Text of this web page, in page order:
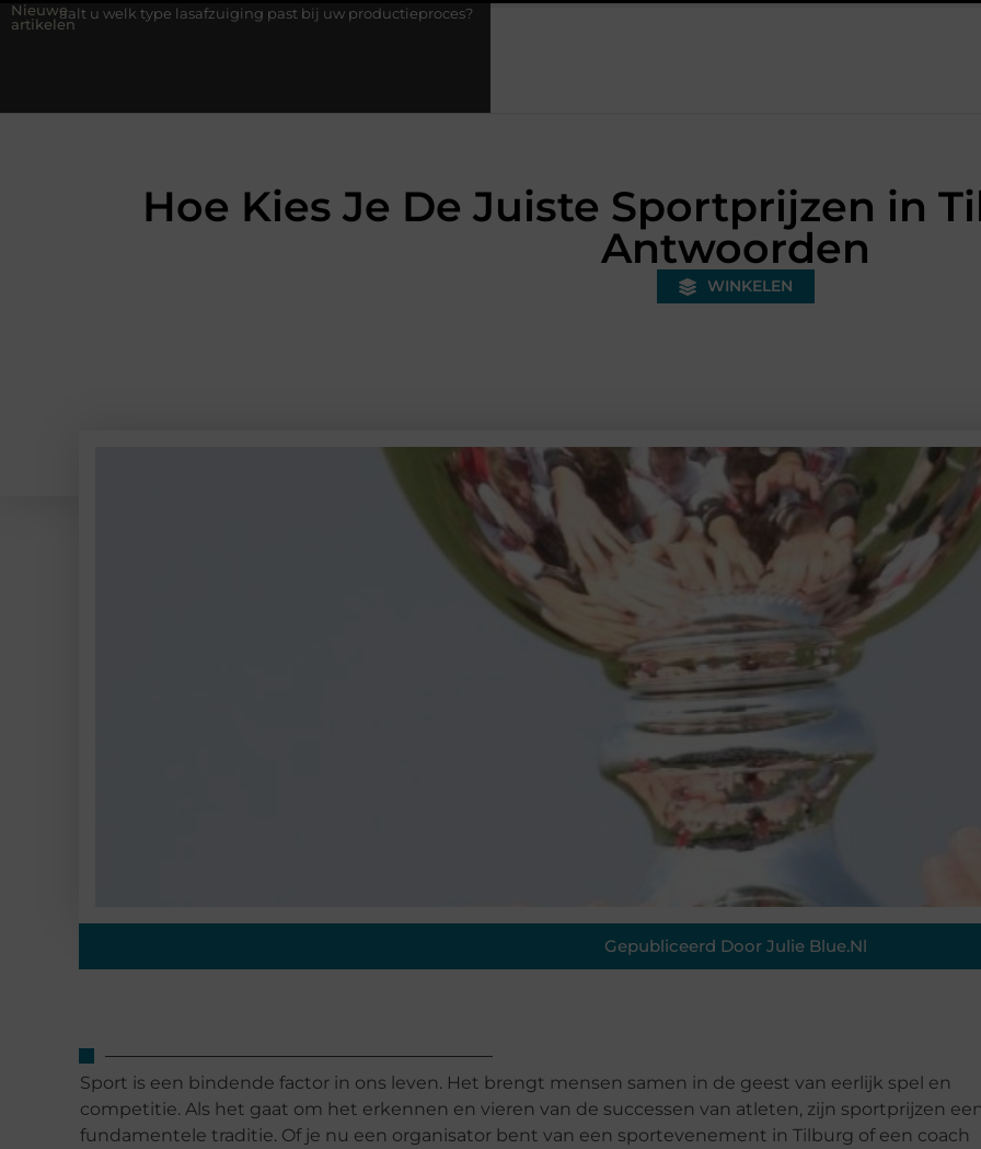
Nieuwe
artikelen
type lasafzuiging past bij uw productieproces? Wat is een bonded warehouse in Nederland en waarom wordt het steeds
Hoe Kies Je De Juiste Sportprijzen in
Antwoorden
WINKELEN
Gepubliceerd Door Julie Blue.nl
Sport is een bindende factor in ons leven. Het brengt mensen samen in de geest van eerlijk spel en
competitie. Als het gaat om het erkennen en vieren van de successen van atleten, zijn sportprijzen
fundamentele traditie. Of je nu een organisator bent van een sportevenement in Tilburg of een coach